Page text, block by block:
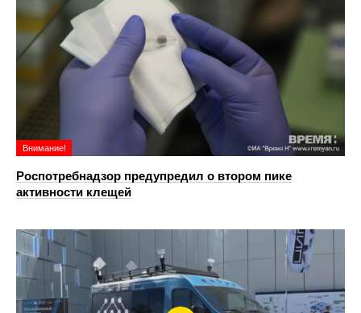
Внимание!
Роспотребнадзор предупредил о втором пике
активности клещей